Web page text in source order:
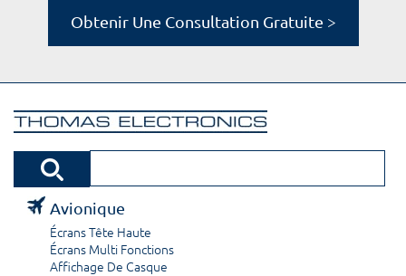
Obtenir Une Consultation Gratuite >
Avionique
Écrans Tête Haute
Écrans Multi Fonctions
Affichage De Casque